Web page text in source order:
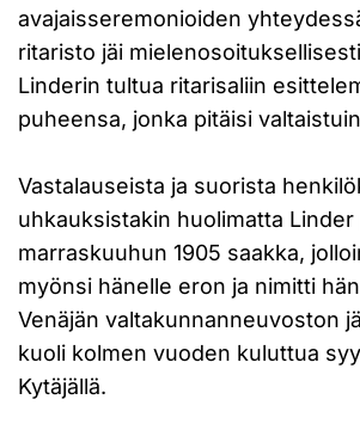
avajaisseremonioiden
ritaristo jäi
Linderin tultua ritarisaliin
puheensa, jonka pitäisi
Vastalauseista ja suorista
uhkauksistakin huolimatta
marraskuuhun 1905 saakka,
myönsi hänelle eron ja nimitti
Venäjän valtakunnanneuvoston
kuoli kolmen vuoden kuluttua
Kytäjällä.